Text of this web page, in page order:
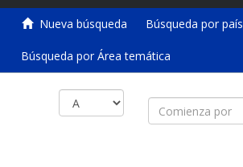
Nueva búsqueda Búsqueda por país
Búsqueda por Área temática